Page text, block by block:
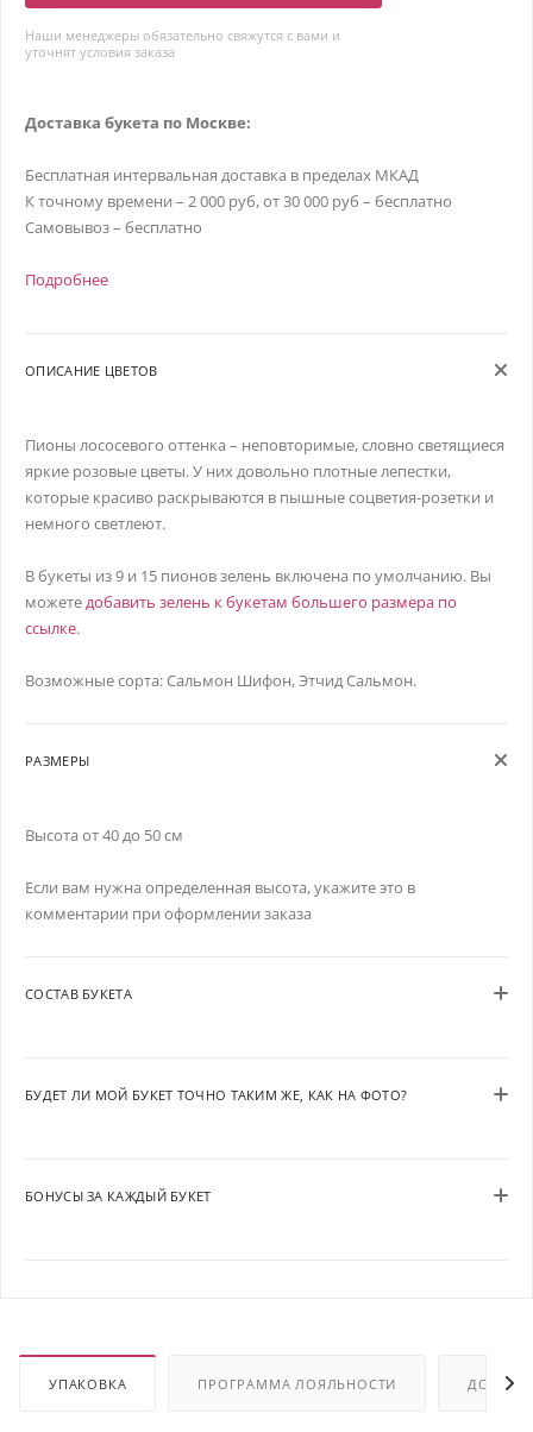
Наши менеджеры обязательно свяжутся с вами и
уточнят условия заказа
Доставка букета по Москве:
Бесплатная интервальная доставка в пределах МКАД
К точному времени – 2 000 руб, от 30 000 руб – бесплатно
Самовывоз – бесплатно
Подробнее
ОПИСАНИЕ ЦВЕТОВ
Пионы лососевого оттенка – неповторимые, словно светящиеся
яркие розовые цветы. У них довольно плотные лепестки,
которые красиво раскрываются в пышные соцветия-розетки и
немного светлеют.
В букеты из 9 и 15 пионов зелень включена по умолчанию. Вы
можетедобавить зелень к букетам большего размера по
ссылке.
Возможные сорта: Сальмон Шифон, Этчид Сальмон.
РАЗМЕРЫ
Высота от 40 до 50 см
Если вам нужна определенная высота, укажите это в
комментарии при оформлении заказа
СОСТАВ БУКЕТА
БУДЕТ ЛИ МОЙ БУКЕТ ТОЧНО ТАКИМ ЖЕ, КАК НА ФОТО?
БОНУСЫ ЗА КАЖДЫЙ БУКЕТ
УПАКОВКА ПРОГРАММА ЛОЯЛЬНОСТИ